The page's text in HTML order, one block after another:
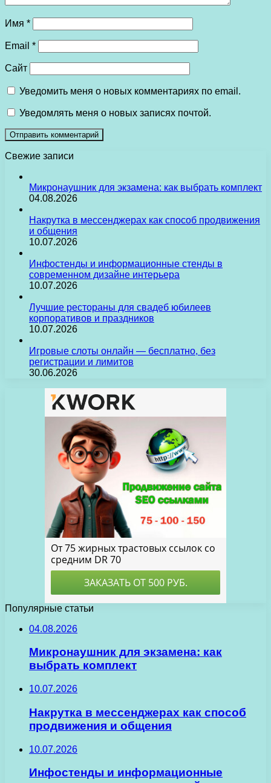
Имя *
Email *
Сайт
Уведомить меня о новых комментариях по email.
Уведомлять меня о новых записях почтой.
Свежие записи
Микронаушник для экзамена: как выбрать комплект
04.08.2026
Накрутка в мессенджерах как способ продвижения
и общения
10.07.2026
Инфостенды и информационные стенды в
современном дизайне интерьера
10.07.2026
Лучшие рестораны для свадеб юбилеев
корпоративов и праздников
10.07.2026
Игровые слоты онлайн — бесплатно, без
регистрации и лимитов
30.06.2026
Популярные статьи
04.08.2026
Микронаушник для экзамена: как
выбрать комплект
10.07.2026
Накрутка в мессенджерах как способ
продвижения и общения
10.07.2026
Инфостенды и информационные